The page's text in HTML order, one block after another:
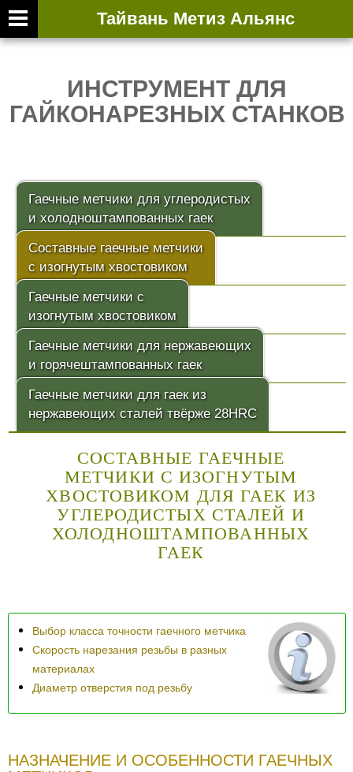
Тайвань Метиз Альянс
ИНСТРУМЕНТ ДЛЯ
ГАЙКОНАРЕЗНЫХ СТАНКОВ
Гаечные метчики для углеродистых
и холодноштампованных гаек
Составные гаечные метчики
с изогнутым хвостовиком
Гаечные метчики с
изогнутым хвостовиком
Гаечные метчики для нержавеющих
и горячештампованных гаек
Гаечные метчики для гаек из
нержавеющих сталей твёрже 28HRC
СОСТАВНЫЕ ГАЕЧНЫЕ
МЕТЧИКИ С ИЗОГНУТЫМ
ХВОСТОВИКОМ ДЛЯ ГАЕК ИЗ
УГЛЕРОДИСТЫХ СТАЛЕЙ И
ХОЛОДНОШТАМПОВАННЫХ
ГАЕК
Выбор класса точности гаечного метчика
Скорость нарезания резьбы в разных
материалах
Диаметр отверстия под резьбу
НАЗНАЧЕНИЕ И ОСОБЕННОСТИ ГАЕЧНЫХ